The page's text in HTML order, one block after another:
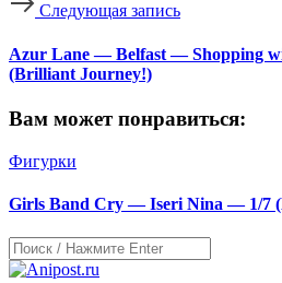
Следующая запись
Azur Lane — Belfast — Shopping
(Brilliant Journey!)
Вам может понравиться:
Фигурки
Girls Band Cry — Iseri Nina — 1/7